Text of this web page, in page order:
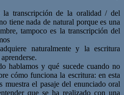
la transcripción de la oralidad / del
tiene nada de natural porque es una
tampoco es la transcripción del
naturalmente y la escritura
hablamos y qué sucede cuando no
cómo funciona la escritura: en esta
el pasaje del enunciado oral
que se ha realizado con una